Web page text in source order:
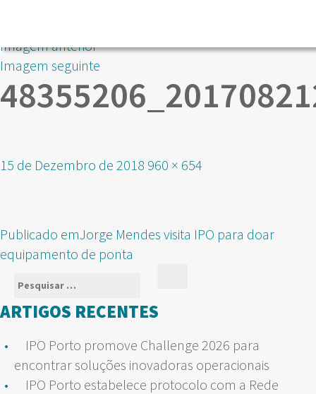
Imagem anterior
Imagem seguinte
Publicado
15 de Dezembro de 2018 Tamanho
960 × 654
NAVEGAÇÃO
DE
ARTIGOS
Publicado emJorge Mendes visita IPO para doar
equipamento de ponta
Pesquisar
por:
ARTIGOS RECENTES
IPO Porto promove Challenge 2026 para
encontrar soluções inovadoras operacionais
IPO Porto estabelece protocolo com a Rede